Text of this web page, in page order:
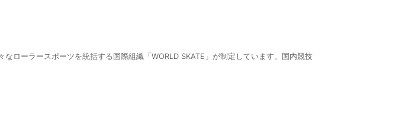
ローラースポーツを統括する国際組織「WORLD SKATE」が制定しています。国内競技